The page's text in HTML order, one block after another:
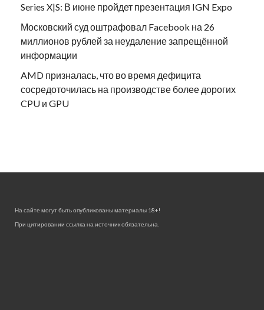
Series X|S: В июне пройдет презентация IGN Expo
Московский суд оштрафовал Facebook на 26
миллионов рублей за неудаление запрещённой
информации
AMD призналась, что во время дефицита
сосредоточилась на производстве более дорогих
CPU и GPU
На сайте могут быть опубликованы материалы 18+!
При цитировании ссылка на источник обязательна.